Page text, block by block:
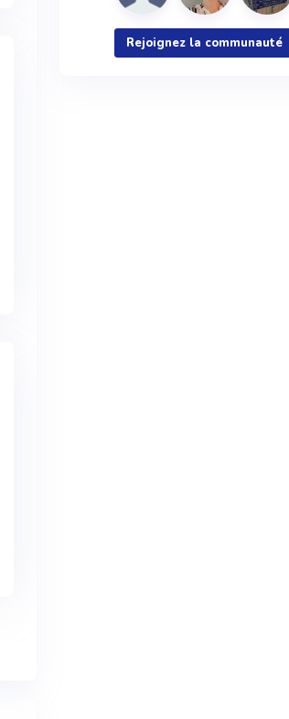
Rejoignez la communauté